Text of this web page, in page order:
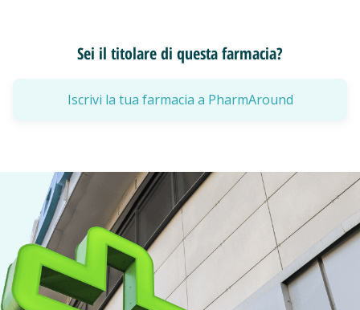
Sei il titolare di questa farmacia?
Iscrivi la tua farmacia a PharmAround